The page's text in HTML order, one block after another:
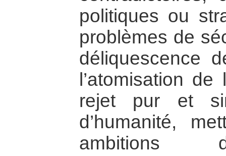
politiques ou
problèmes de
déliquescence
l’atomisation
rejet pur et
d’humanité,
ambitions